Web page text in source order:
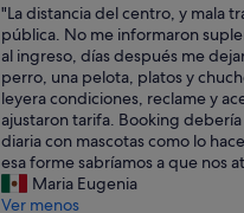
n
a
s
h
a
b
i
t
a
c
q
u
e
t
a
r
d
a
m
u
10,
Excelente,
(412 comentarios)
"
L
a
d
i
s
t
a
n
c
"La distancia del centro, y mala
pública. No me informaron
al ingreso, días después me
perro, una pelota, platos y
leyera condiciones, reclame y
ajustaron tarifa. Booking
diaria con mascotas como lo
esa forme sabríamos a que nos
Maria Eugenia
Ver menos